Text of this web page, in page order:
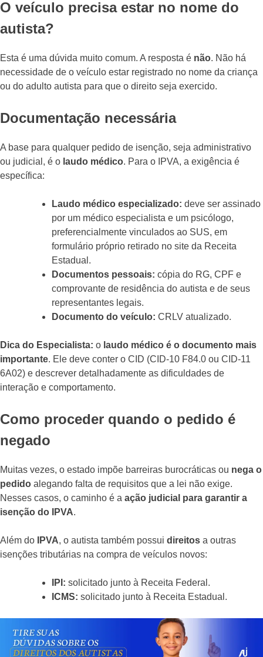
O veículo precisa estar no nome do
autista?
Esta é uma dúvida muito comum. A resposta é não. Não há
necessidade de o veículo estar registrado no nome da criança
ou do adulto autista para que o direito seja exercido.
Documentação necessária
A base para qualquer pedido de isenção, seja administrativo
ou judicial, é o laudo médico. Para o IPVA, a exigência é
específica:
Laudo médico especializado: deve ser assinado
por um médico especialista e um psicólogo,
preferencialmente vinculados ao SUS, em
formulário próprio retirado no site da Receita
Estadual.
Documentos pessoais: cópia do RG, CPF e
comprovante de residência do autista e de seus
representantes legais.
Documento do veículo: CRLV atualizado.
Dica do Especialista: o laudo médico é o documento mais
importante. Ele deve conter o CID (CID-10 F84.0 ou CID-11
6A02) e descrever detalhadamente as dificuldades de
interação e comportamento.
Como proceder quando o pedido é
negado
Muitas vezes, o estado impõe barreiras burocráticas ou nega o
pedido alegando falta de requisitos que a lei não exige.
Nesses casos, o caminho é a ação judicial para garantir a
isenção do IPVA.
Além do IPVA, o autista também possui direitos a outras
isenções tributárias na compra de veículos novos:
IPI: solicitado junto à Receita Federal.
ICMS: solicitado junto à Receita Estadual.